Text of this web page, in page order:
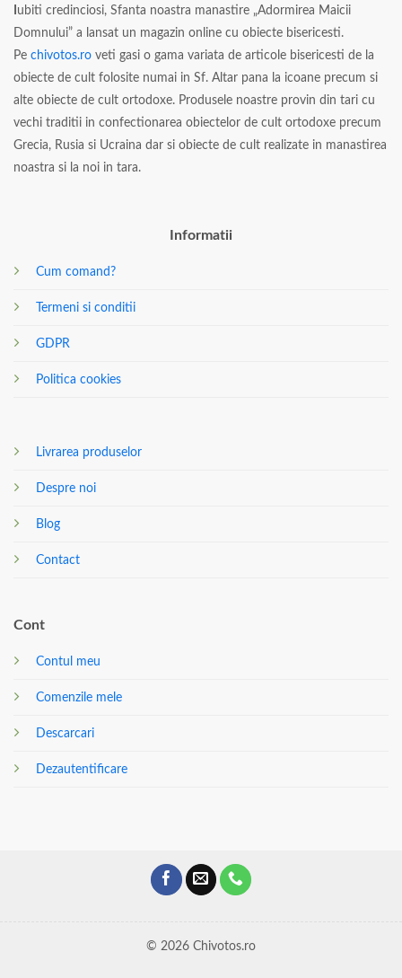
ubiti credinciosi, Sfanta noastra manastire „Adormirea Maicii
Domnului” a lansat un magazin online cu obiecte bisericesti.
Pe chivotos.ro veti gasi o gama variata de articole bisericesti de la
obiecte de cult folosite numai in Sf. Altar pana la icoane precum si
alte obiecte de cult ortodoxe. Produsele noastre provin din tari cu
vechi traditii in confectionarea obiectelor de cult ortodoxe precum
Grecia, Rusia si Ucraina dar si obiecte de cult realizate in manastirea
noastra si la noi in tara.
Informatii
Cum comand?
Termeni si conditii
GDPR
Politica cookies
Livrarea produselor
Despre noi
Blog
Contact
Cont
Contul meu
Comenzile mele
Descarcari
Dezautentificare
© 2026 Chivotos.ro